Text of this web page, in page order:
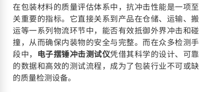
在包装材料的质量评估体系中，抗冲击性能是一项至
关重要的指标。它直接关系到产品在仓储、运输、搬
运等一系列物流环节中，能否有效抵御外界冲击和碰
撞，从而确保内装物的安全与完整。而在众多检测手
段中， 电子摆锤冲击测试仪凭借其科学的设计、可靠
的数据和高效的测试流程，成为了包装行业不可或缺
的质量检测设备。